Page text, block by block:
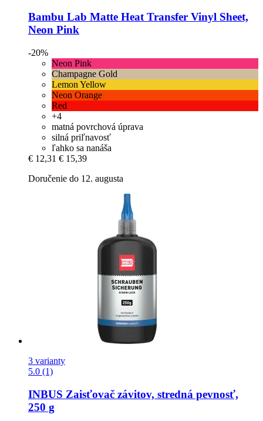
Bambu Lab Matte Heat Transfer Vinyl Sheet,
Neon Pink
-20%
Neon Pink
Champagne Gold
Lemon Yellow
Neon Orange
Red
+4
matná povrchová úprava
silná priľnavosť
ľahko sa nanáša
€ 12,31 € 15,39
Doručenie do 12. augusta
3 varianty
5.0 (1)
INBUS Zaisťovač závitov, stredná pevnosť,
250 g